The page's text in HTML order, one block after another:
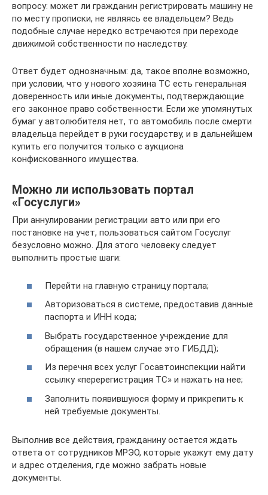
вопросу: может ли гражданин регистрировать машину не
по месту прописки, не являясь ее владельцем? Ведь
подобные случае нередко встречаются при переходе
движимой собственности по наследству.
Ответ будет однозначным: да, такое вполне возможно,
при условии, что у нового хозяина ТС есть генеральная
доверенность или иные документы, подтверждающие
его законное право собственности. Если же упомянутых
бумаг у автолюбителя нет, то автомобиль после смерти
владельца перейдет в руки государству, и в дальнейшем
купить его получится только с аукциона
конфискованного имущества.
Можно ли использовать портал
«Госуслуги»
При аннулировании регистрации авто или при его
постановке на учет, пользоваться сайтом Госуслуг
безусловно можно. Для этого человеку следует
выполнить простые шаги:
Перейти на главную страницу портала;
Авторизоваться в системе, предоставив данные
паспорта и ИНН кода;
Выбрать государственное учреждение для
обращения (в нашем случае это ГИБДД);
Из перечня всех услуг Госавтоинспекции найти
ссылку «перерегистрация ТС» и нажать на нее;
Заполнить появившуюся форму и прикрепить к
ней требуемые документы.
Выполнив все действия, гражданину остается ждать
ответа от сотрудников МРЭО, которые укажут ему дату
и адрес отделения, где можно забрать новые
документы.